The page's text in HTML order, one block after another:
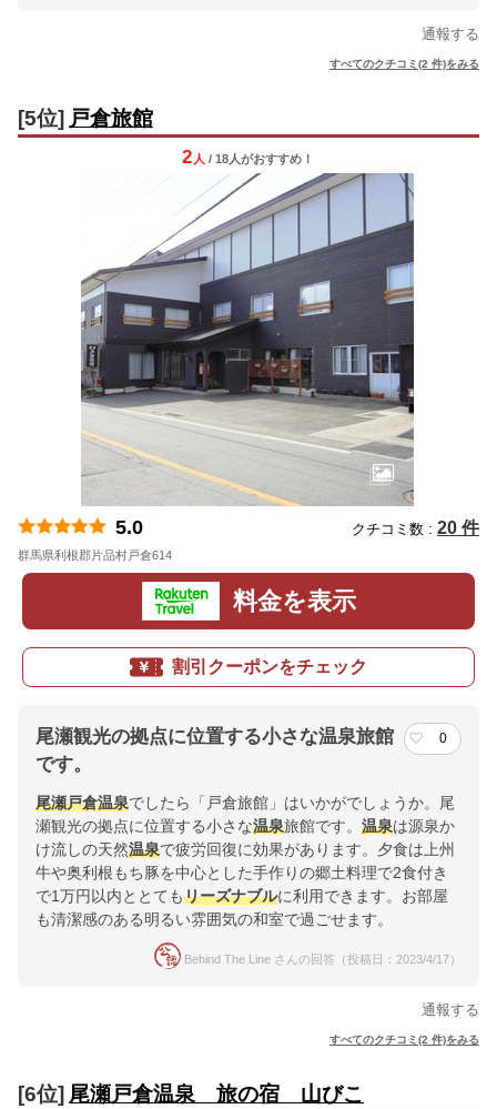
通報する
すべてのクチコミ(2 件)をみる
[5位] 戸倉旅館
2 人 / 18人がおすすめ！
5.0 クチコミ数 : 20 件
群馬県利根郡片品村戸倉614
料金を表示
割引クーポンをチェック
尾瀬観光の拠点に位置する小さな温泉旅館
です。
0
尾瀬戸倉温泉でしたら「戸倉旅館」はいかがでしょうか。尾
瀬観光の拠点に位置する小さな温泉旅館です。 温泉は源泉か
け流しの天然温泉で疲労回復に効果があります。夕食は上州
牛や奥利根もち豚を中心とした手作りの郷土料理で2食付き
で1万円以内ととてもリーズナブルに利用できます。お部屋
も清潔感のある明るい雰囲気の和室で過ごせます。
Behind The Line さんの回答（投稿日：2023/4/17）
通報する
すべてのクチコミ(2 件)をみる
[6位] 尾瀬戸倉温泉 旅の宿 山びこ